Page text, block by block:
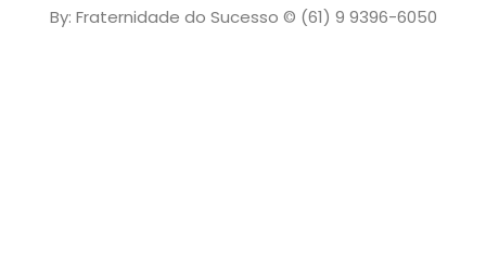
By: Fraternidade do Sucesso © (61) 9 9396-6050